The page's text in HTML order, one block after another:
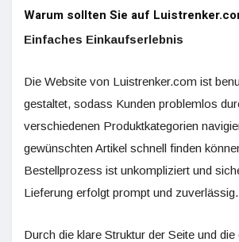
Warum sollten Sie auf
Einfaches Einkaufserlebnis
Die Website von Luistrenker.com ist
gestaltet, sodass Kunden problemlos
verschiedenen Produktkategorien
gewünschten Artikel schnell finden
Bestellprozess ist unkompliziert und
Lieferung erfolgt prompt und zuverlässig.
Durch die klare Struktur der Seite und die